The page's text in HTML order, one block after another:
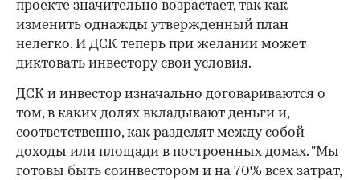
проекте значительно возрастает, так как
изменить однажды утвержденный план
нелегко. И ДСК теперь при желании может
диктовать инвестору свои условия.
ДСК и инвестор изначально договариваются о
том, в каких долях вкладывают деньги и,
соответственно, как разделят между собой
доходы или площади в построенных домах. "Мы
готовы быть соинвестором и на 70% всех затрат,